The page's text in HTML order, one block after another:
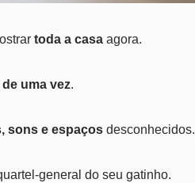
toda a casaagora.
uma vez.
sons e espaçosdesconhecidos.
general do seu gatinho.